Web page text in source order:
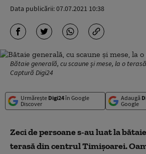
Data publicării:07.07.2021 10:38
Bătaie generală, cu scaune și mese, la o
Captură Digi24
Urmărește Digi24în Google
Discover
Adaugă
Google
Zeci de persoane s-au luat la
terasă din centrul Timișoarei.